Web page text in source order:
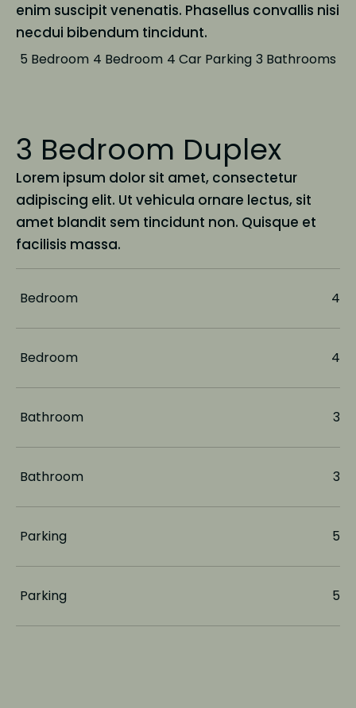
enim suscipit venenatis. Phasellus convallis nisi
necdui bibendum tincidunt.
5 Bedroom 4 Bedroom 4 Car Parking 3 Bathrooms
3 Bedroom Duplex
Lorem ipsum dolor sit amet, consectetur
adipiscing elit. Ut vehicula ornare lectus, sit
amet blandit sem tincidunt non. Quisque et
facilisis massa.
Bedroom 4
Bedroom 4
Bathroom 3
Bathroom 3
Parking 5
Parking 5